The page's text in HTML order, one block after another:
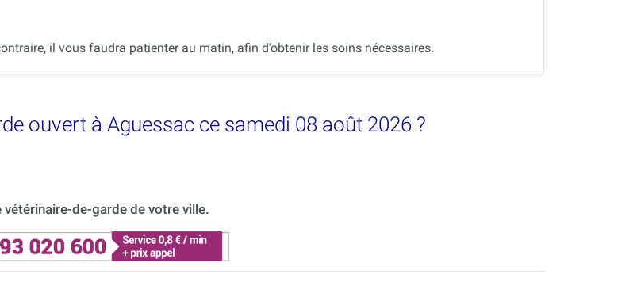
il vous faudra patienter au matin, afin d’obtenir les soins nécessaires.
ouvert à Aguessac ce samedi 08 août 2026 ?
de-garde de votre ville.